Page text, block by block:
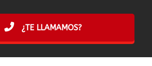
¿TE LLAMAMOS?